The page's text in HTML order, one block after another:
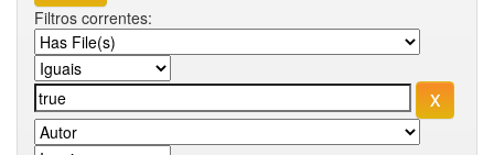
Filtros correntes: